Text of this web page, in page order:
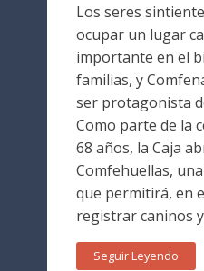
Los seres
ocupar un lugar
importante en el
familias, y
ser protagonista
Como parte de la
68 años, la Caja
Comfehuellas,
que permitirá, en
registrar caninos
Seguir Leyendo